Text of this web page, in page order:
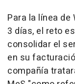
Para la línea de
3 días, el reto
consolidar el
en su
compañía